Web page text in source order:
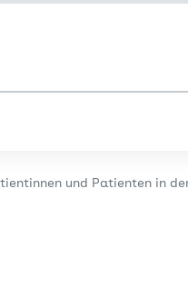
und Patienten in